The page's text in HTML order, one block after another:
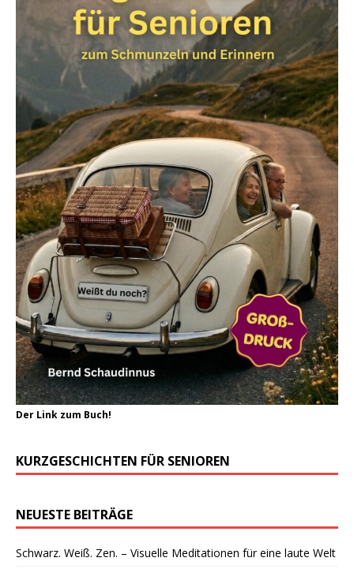
Der Link zum Buch!
KURZGESCHICHTEN FÜR SENIOREN
NEUESTE BEITRÄGE
Schwarz. Weiß. Zen. – Visuelle Meditationen für eine laute Welt